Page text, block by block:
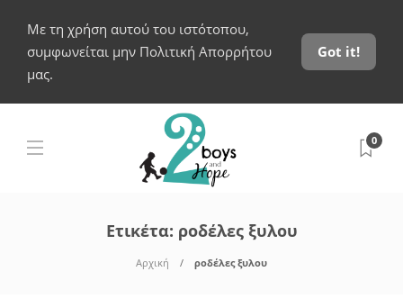
Με τη χρήση αυτού του ιστότοπου,
συμφωνείται μην Πολιτική Απορρήτου
μας.
Got it!
0
Ετικέτα: ροδέλες ξυλου
Αρχική ροδέλες ξυλου